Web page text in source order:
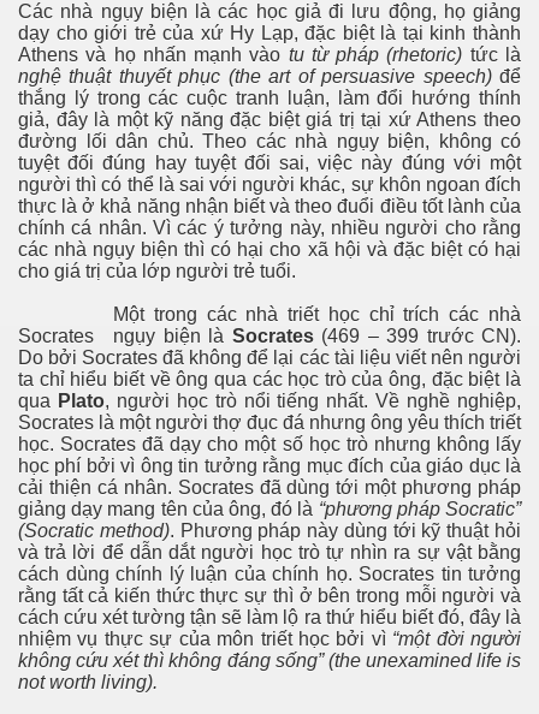
Các nhà ngụy biện là các học giả đi lưu động, họ giảng
dạy cho giới trẻ của xứ Hy Lạp, đặc biệt là tại kinh thành
Athens và họ nhấn mạnh vào tu từ pháp (rhetoric) tức là
nghệ thuật thuyết phục (the art of persuasive speech)để
thắng lý trong các cuộc tranh luận, làm đổi hướng thính
giả, đây là một kỹ năng đặc biệt giá trị tại xứ Athens theo
đường lối dân chủ. Theo các nhà ngụy biện, không có
tuyệt đối đúng hay tuyệt đối sai, việc này đúng với một
người thì có thể là sai với người khác, sự khôn ngoan đích
thực là ở khả năng nhận biết và theo đuổi điều tốt lành của
chính cá nhân. Vì các ý tưởng này, nhiều người cho rằng
các nhà ngụy biện thì có hại cho xã hội và đặc biệt có hại
cho giá trị của lớp người trẻ tuổi.
Socrates
Một trong các nhà triết học chỉ trích các nhà
ngụy biện là Socrates (469 – 399 trước CN).
Do bởi Socrates đã không để lại các tài liệu viết nên người
ta chỉ hiểu biết về ông qua các học trò của ông, đặc biệt là
qua Plato, người học trò nổi tiếng nhất. Về nghề nghiệp,
Socrates là một người thợ đục đá nhưng ông yêu thích triết
học. Socrates đã dạy cho một số học trò nhưng không lấy
học phí bởi vì ông tin tưởng rằng mục đích của giáo dục là
cải thiện cá nhân. Socrates đã dùng tới một phương pháp
giảng dạy mang tên của ông, đó là “phương pháp Socratic”
(Socratic method). Phương pháp này dùng tới kỹ thuật hỏi
và trả lời để dẫn dắt người học trò tự nhìn ra sự vật bằng
cách dùng chính lý luận của chính họ. Socrates tin tưởng
rằng tất cả kiến thức thực sự thì ở bên trong mỗi người và
cách cứu xét tường tận sẽ làm lộ ra thứ hiểu biết đó, đây là
nhiệm vụ thực sự của môn triết học bởi vì “một đời người
không cứu xét thì không đáng sống” (the unexamined life is
not worth living).
(tt)